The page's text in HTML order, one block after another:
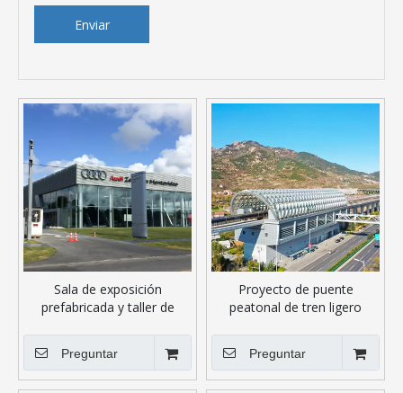
Enviar
Sala de exposición
prefabricada y taller de
Preguntar
Proyecto de puente
peatonal de tren ligero
Preguntar